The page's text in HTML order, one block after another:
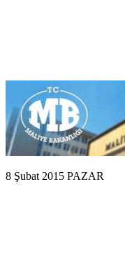
8 Şubat 2015 PAZAR